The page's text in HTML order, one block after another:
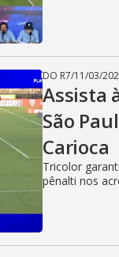
DO R7/11/03/
Assista
São
Carioca
Tricolor
pênalti nos